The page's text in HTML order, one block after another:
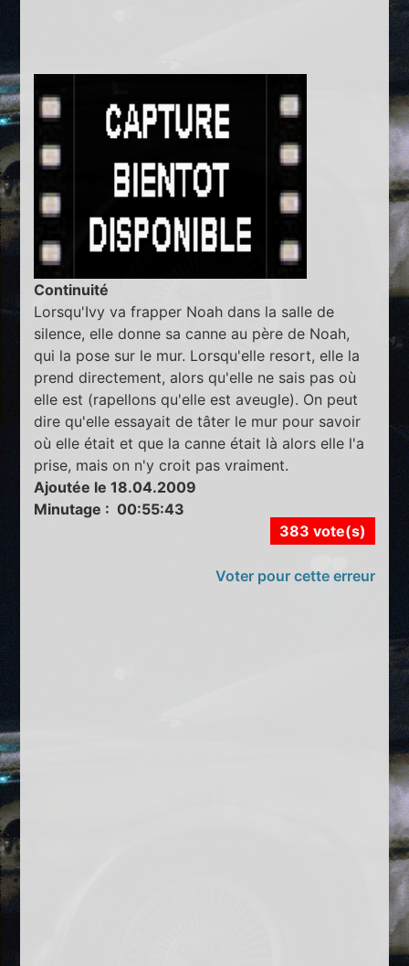
Continuité
Lorsqu'Ivy va frapper Noah dans la salle de
silence, elle donne sa canne au père de Noah,
qui la pose sur le mur. Lorsqu'elle resort, elle la
prend directement, alors qu'elle ne sais pas où
elle est (rapellons qu'elle est aveugle). On peut
dire qu'elle essayait de tâter le mur pour savoir
où elle était et que la canne était là alors elle l'a
prise, mais on n'y croit pas vraiment.
Ajoutée le 18.04.2009
Minutage : 00:55:43
383 vote(s)
Voter pour cette erreur